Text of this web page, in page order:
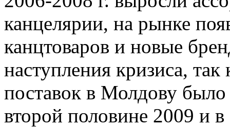
канцелярии, на рынке
канцтоваров и новые
наступления кризиса,
поставок в Молдову
второй половине 2009 и в